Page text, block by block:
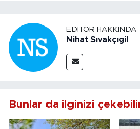
EDITÖR HAKKINDA
Nihat Sıvakçıgil
Bunlar da ilginizi